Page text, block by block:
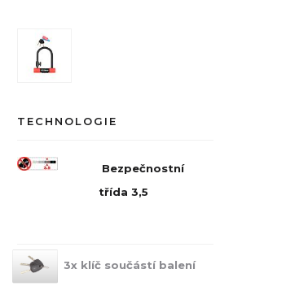
TECHNOLOGIE
Bezpečnostní
třída 3,5
3x klíč součástí balení